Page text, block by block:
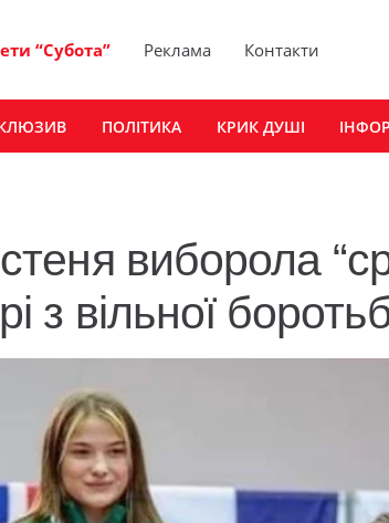
“Субота” Реклама Контакти
ПОЛІТИКА КРИК ДУШІ
виборола
з вільної